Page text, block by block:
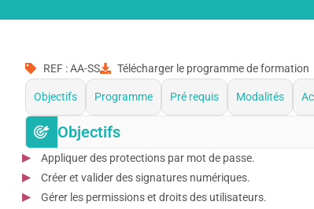
REF : AA-SS Télécharger le programme de formation
Objectifs Programme Pré requis Modalités
Objectifs
Appliquer des protections par mot de passe.
Créer et valider des signatures numériques.
Gérer les permissions et droits des utilisateurs.